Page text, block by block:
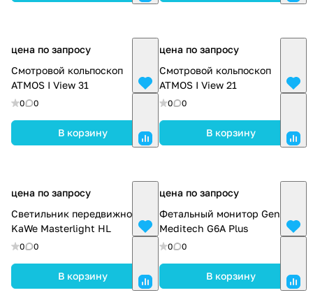
цена по запросу
Смотровой кольпоскоп
ATMOS I View 31
0 0
В корзину
цена по запросу
Смотровой кольпоскоп
ATMOS I View 21
0 0
В корзину
цена по запросу
Светильник передвижной
KaWe Masterlight HL
0 0
В корзину
цена по запросу
Фетальный монитор General
Meditech G6A Plus
0 0
В корзину